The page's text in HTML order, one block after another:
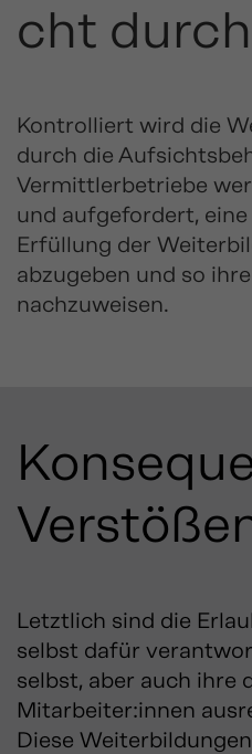
cht
Kontrolliert wird die
durch die
Vermittlerbetriebe
und aufgefordert,
Erfüllung der
abzugeben und so
nachzuweisen.
Letztlich sind die
selbst dafür
selbst, aber auch ihre
Mitarbeiter:innen
Diese